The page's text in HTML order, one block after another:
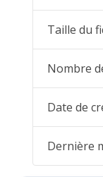
Taille du
Nombre
Date de
Dernière